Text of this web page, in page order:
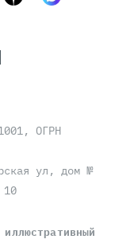
ОГРН
ул, дом №